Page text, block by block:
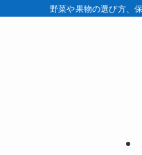
野菜や果物の選び方、